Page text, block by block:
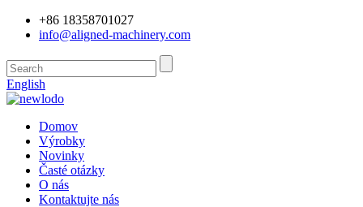
+86 18358701027
info@aligned-machinery.com
English
Domov
Výrobky
Novinky
Časté otázky
O nás
Kontaktujte nás